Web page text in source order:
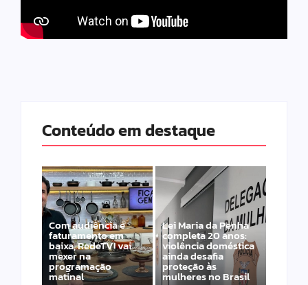
Conteúdo em destaque
Com audiência e
faturamento em
baixa, RedeTV! vai
mexer na
programação
matinal
Lei Maria da Penha
completa 20 anos:
violência doméstica
ainda desafia
proteção às
mulheres no Brasil